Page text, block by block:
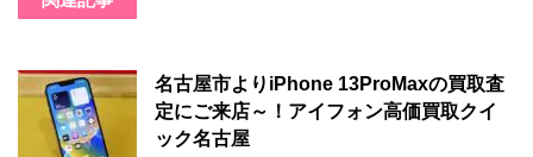
名古屋市よりiPhone 13ProMaxの買取査
定にご来店～！アイフォン高価買取クイ
ック名古屋